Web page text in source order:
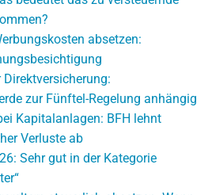
absetzen:
zur Fünftel-Regelung anhängig
Kapitalanlagen: BFH lehnt
Verluste ab
Sehr gut in der Kategorie